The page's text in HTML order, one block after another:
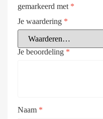
gemarkeerd met *
Je waardering *
Je beoordeling *
Naam *